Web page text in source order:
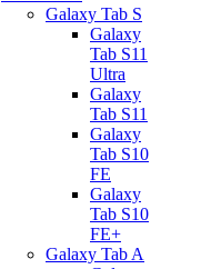
Galaxy Tab S
Galaxy
Tab S11
Ultra
Galaxy
Tab S11
Galaxy
Tab S10
FE
Galaxy
Tab S10
FE+
Galaxy Tab A